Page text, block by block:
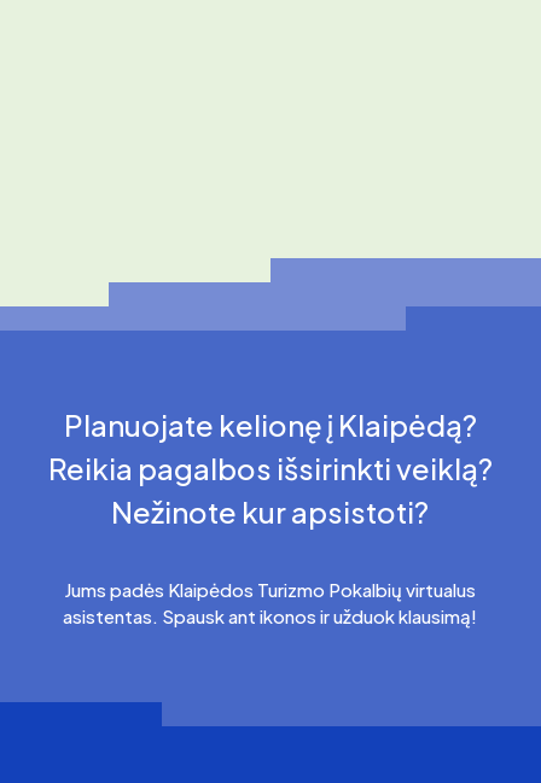
Planuojate kelionę į Klaipėdą?
Reikia pagalbos išsirinkti veiklą?
Nežinote kur apsistoti?
Jums padės Klaipėdos Turizmo Pokalbių virtualus
asistentas. Spausk ant ikonos ir užduok klausimą!